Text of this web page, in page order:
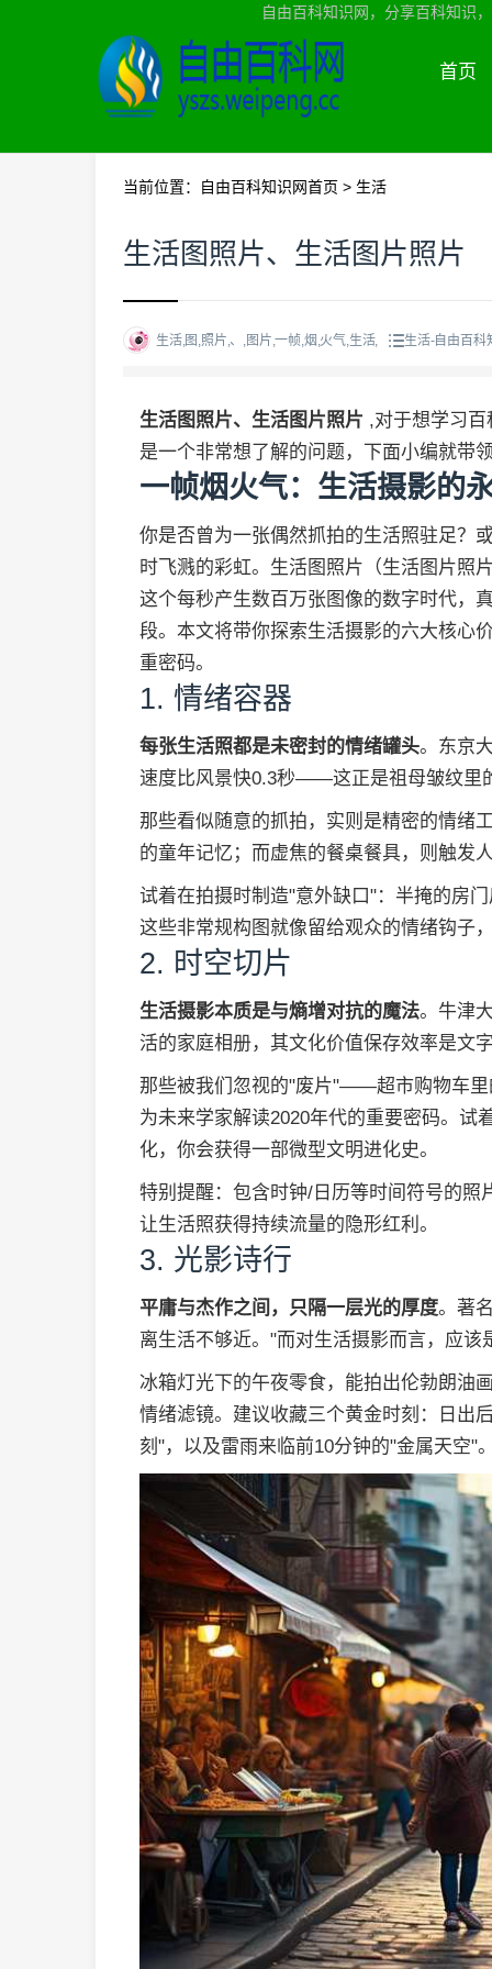
自由百科知识网，分享百科知识
首页
当前位置： 自由百科知识网首页 > 生活
生活图照片、生活图片照片
生活,图,照片,、,图片,一帧,烟,火气,生活, 生活-自由百科
生活图照片、生活图片照片 ,对于想学习
是一个非常想了解的问题，下面小编就带
一帧烟火气：生活摄影的
你是否曾为一张偶然抓拍的生活照驻足？
时飞溅的彩虹。生活图照片（生活图片照
这个每秒产生数百万张图像的数字时代，
段。本文将带你探索生活摄影的六大核心
重密码。
1. 情绪容器
每张生活照都是未密封的情绪罐头。东京
速度比风景快0.3秒——这正是祖母皱纹里
那些看似随意的抓拍，实则是精密的情绪
的童年记忆；而虚焦的餐桌餐具，则触发
试着在拍摄时制造"意外缺口"：半掩的房
这些非常规构图就像留给观众的情绪钩子
2. 时空切片
生活摄影本质是与熵增对抗的魔法。牛津
活的家庭相册，其文化价值保存效率是文
那些被我们忽视的"废片"——超市购物车里
为未来学家解读2020年代的重要密码。试
化，你会获得一部微型文明进化史。
特别提醒：包含时钟/日历等时间符号的照
让生活照获得持续流量的隐形红利。
3. 光影诗行
平庸与杰作之间，只隔一层光的厚度。著
离生活不够近。"而对生活摄影而言，应该
冰箱灯光下的午夜零食，能拍出伦勃朗油
情绪滤镜。建议收藏三个黄金时刻：日出
刻"，以及雷雨来临前10分钟的"金属天空"